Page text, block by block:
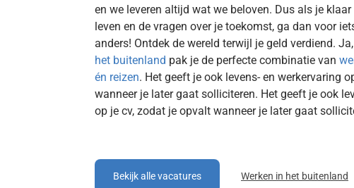
en we leveren altijd wat we beloven. Dus als je
leven en de vragen over je toekomst, ga dan voor
anders! Ontdek de wereld terwijl je geld verdiend.
het buitenland pak je de perfecte combinatie van
én reizen. Het geeft je ook levens- en werkervaring
wanneer je later gaat solliciteren. Het geeft je ook
op je cv, zodat je opvalt wanneer je later gaat
Bekijk alle vacatures Werken in het buitenland